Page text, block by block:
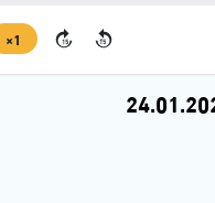
15
15
1×